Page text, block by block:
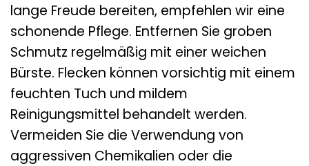
lange Freude bereiten, empfehlen wir eine
schonende Pflege. Entfernen Sie groben
Schmutz regelmäßig mit einer weichen
Bürste. Flecken können vorsichtig mit einem
feuchten Tuch und mildem
Reinigungsmittel behandelt werden.
Vermeiden Sie die Verwendung von
aggressiven Chemikalien oder die